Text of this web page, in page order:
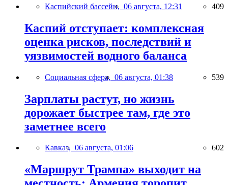
Каспийский бассейн, 06 августа, 12:31 409
Каспий отступает: комплексная
оценка рисков, последствий и
уязвимостей водного баланса
Социальная сфера, 06 августа, 01:38 539
Зарплаты растут, но жизнь
дорожает быстрее там, где это
заметнее всего
Кавказ, 06 августа, 01:06 602
«Маршрут Трампа» выходит на